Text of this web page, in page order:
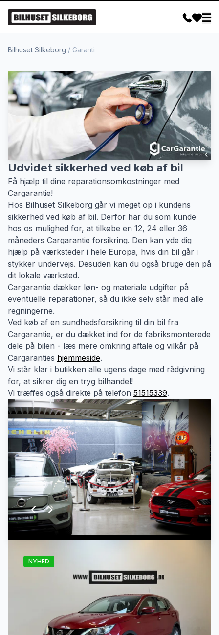
Bilhuset Silkeborg / Garanti
Udvidet sikkerhed ved køb af bil
Få hjælp til dine reparationsomkostninger med
Cargarantie!
Hos Bilhuset Silkeborg går vi meget op i kundens
sikkerhed ved køb af bil. Derfor har du som kunde
hos os mulighed for, at tilkøbe en 12, 24 eller 36
måneders Cargarantie forsikring. Den kan yde dig
hjælp på værksteder i hele Europa, hvis din bil går i
stykker undervejs. Desuden kan du også bruge den på
dit lokale værksted.
Cargarantie dækker løn- og materiale udgifter på
eventuelle reparationer, så du ikke selv står med alle
regningerne.
Ved køb af en sundhedsforsikring til din bil fra
Cargarantie, er du dækket ind for de fabriksmonterede
dele på bilen - læs mere omkring aftale og vilkår på
Cargaranties hjemmeside.
Vi står klar i butikken alle ugens dage med rådgivning
for, at sikrer dig en tryg bilhandel!
Vi træffes også direkte på telefon 51515339.
NYHED